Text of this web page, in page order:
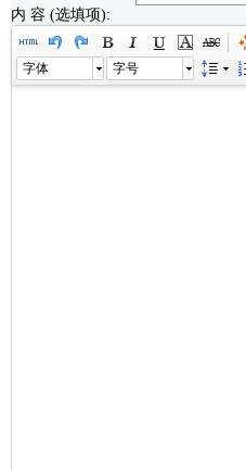
内 容 (选填项):
字体 字号